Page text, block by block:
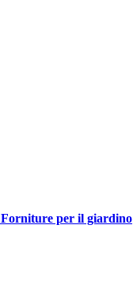
Forniture per il giardino